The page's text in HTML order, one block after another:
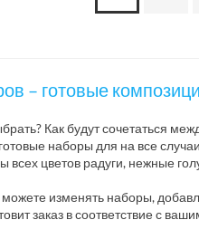
– готовые
Как будут сочетаться
наборы для на все
всех цветов радуги, нежные
изменять наборы,
заказ в соответствие с